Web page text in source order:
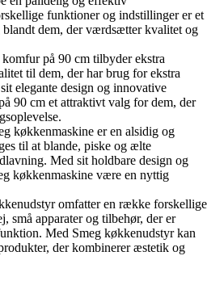
funktioner og indstillinger er et
dem, der værdsætter kvalitet og
på 90 cm tilbyder ekstra
til dem, der har brug for ekstra
elegante design og innovative
90 cm et attraktivt valg for dem, der
køkkenmaskine er en alsidig og
til at blande, piske og ælte
Med sit holdbare design og
køkkenmaskine være en nyttig
omfatter en række forskellige
små apparater og tilbehør, der er
Med Smeg køkkenudstyr kan
der kombinerer æstetik og